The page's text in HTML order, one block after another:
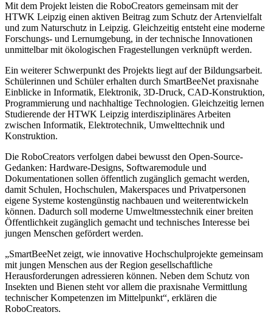
Mit dem Projekt leisten die RoboCreators gemeinsam mit der
HTWK Leipzig einen aktiven Beitrag zum Schutz der Artenvielfalt
und zum Naturschutz in Leipzig. Gleichzeitig entsteht eine moderne
Forschungs- und Lernumgebung, in der technische Innovationen
unmittelbar mit ökologischen Fragestellungen verknüpft werden.
Ein weiterer Schwerpunkt des Projekts liegt auf der Bildungsarbeit.
Schülerinnen und Schüler erhalten durch SmartBeeNet praxisnahe
Einblicke in Informatik, Elektronik, 3D-Druck, CAD-Konstruktion,
Programmierung und nachhaltige Technologien. Gleichzeitig lernen
Studierende der HTWK Leipzig interdisziplinäres Arbeiten
zwischen Informatik, Elektrotechnik, Umwelttechnik und
Konstruktion.
Die RoboCreators verfolgen dabei bewusst den Open-Source-
Gedanken: Hardware-Designs, Softwaremodule und
Dokumentationen sollen öffentlich zugänglich gemacht werden,
damit Schulen, Hochschulen, Makerspaces und Privatpersonen
eigene Systeme kostengünstig nachbauen und weiterentwickeln
können. Dadurch soll moderne Umweltmesstechnik einer breiten
Öffentlichkeit zugänglich gemacht und technisches Interesse bei
jungen Menschen gefördert werden.
„SmartBeeNet zeigt, wie innovative Hochschulprojekte gemeinsam
mit jungen Menschen aus der Region gesellschaftliche
Herausforderungen adressieren können. Neben dem Schutz von
Insekten und Bienen steht vor allem die praxisnahe Vermittlung
technischer Kompetenzen im Mittelpunkt“, erklären die
RoboCreators.